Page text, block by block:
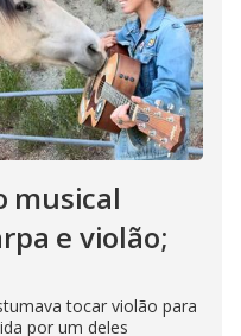
musical
e violão;
tocar violão para
por um deles